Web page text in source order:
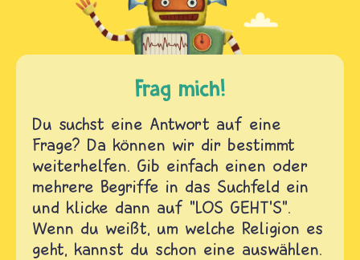
Frag mich!
Du suchst eine Antwort auf eine
Frage? Da können wir dir bestimmt
weiterhelfen. Gib einfach einen oder
mehrere Begriffe in das Suchfeld ein
und klicke dann auf "LOS GEHT'S".
Wenn du weißt, um welche Religion es
geht, kannst du schon eine auswählen.